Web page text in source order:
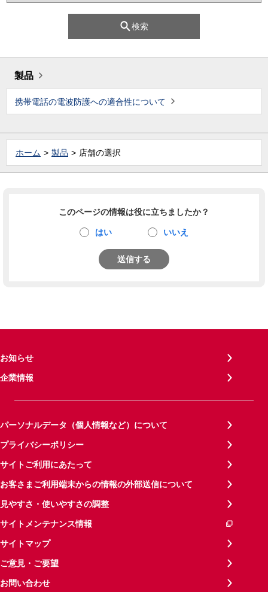
検索
製品
携帯電話の電波防護への適合性について
ホーム 製品 店舗の選択
このページの情報は役に立ちましたか？
はい いいえ
送信する
お知らせ
企業情報
パーソナルデータ（個人情報など）について
プライバシーポリシー
サイトご利用にあたって
お客さまご利用端末からの情報の外部送信について
見やすさ・使いやすさの調整
サイトメンテナンス情報
サイトマップ
ご意見・ご要望
お問い合わせ